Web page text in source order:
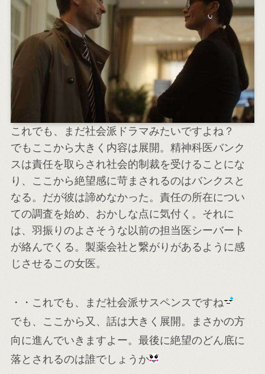
これでも、まだ社会派ドラマみたいですよね？
でもここから大きく内容は展開。精神科医バンク
スは責任を取らされ社会的制裁を受けることにな
り、ここから絶望感に苛まされるのはバンクスと
なる。だが彼は諦めなかった。責任の所在につい
ての調査を始め、おかしな点に気付く。それに
は、羽振りのよさそうな以前の担当医シーバート
が絡んでくる。製薬会社と繋がりがあるように感
じさせるこの女医。
・・これでも、まだ社会派サスペンスですね
でも、ここから又、話は大きく展開。まさかの方
向に進んでいきますよー。最後に絶望のどん底に
落とされるのは誰でしょうか